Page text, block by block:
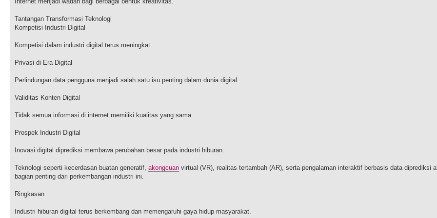
Tantangan Transformasi Teknologi
Kompetisi Industri Digital
Kompetisi dalam industri digital terus meningkat.
Privasi di Era Digital
Perlindungan data pengguna menjadi salah satu isu penting dalam dunia digital.
Validitas Konten Digital
Tidak semua informasi di internet memiliki kualitas yang sama.
Prospek Industri Digital
Inovasi digital diprediksi membawa perubahan besar pada industri hiburan.
Teknologi seperti kecerdasan buatan generatif, akongcuan virtual (VR), realitas tertambah (AR), serta pengalaman interaktif berbasis data diprediksi
bagian penting dari perkembangan industri ini.
Ringkasan
Industri hiburan digital terus berkembang dan memengaruhi gaya hidup masyarakat.